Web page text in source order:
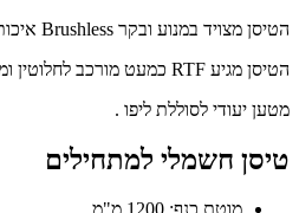
הטיסן מצויד במנוע ובקר Brushless איכותי ועמיד במיוחד המספק בשילוב עם סוללת הליפו (LiPo) הכלולה בחבילה עוצמה לטיסן עבור תרגולים אקרובטיים בסיסיים.
הטיסן מגיע RTF כמעט מורכב לחלוטין ומאפשר להטיס מיד לאחר הטענה קצרה.
מטען יעודי לסוללת ליפו .
טיסן חשמלי למתחילים